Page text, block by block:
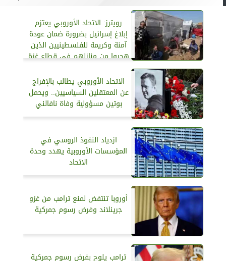
رويترز: الاتحاد الأوروبي يعتزم
إبلاغ إسرائيل بضرورة ضمان عودة
آمنة وكريمة للفلسطينيين الذين
هجروا من منازلهم في قطاع غزة
الاتحاد الأوروبي يطالب بالإفراج
عن المعتقلين السياسيين.. ويحمل
بوتين مسؤولية وفاة نافالني
ازدياد النفوذ الروسي في
المؤسسات الأوروبية يهدد وحدة
الاتحاد
أوروبا تنتفض لمنع ترامب من غزو
جرينلاند وفرض رسوم جمركية
ترامب يلوح بفرض رسوم جمركية